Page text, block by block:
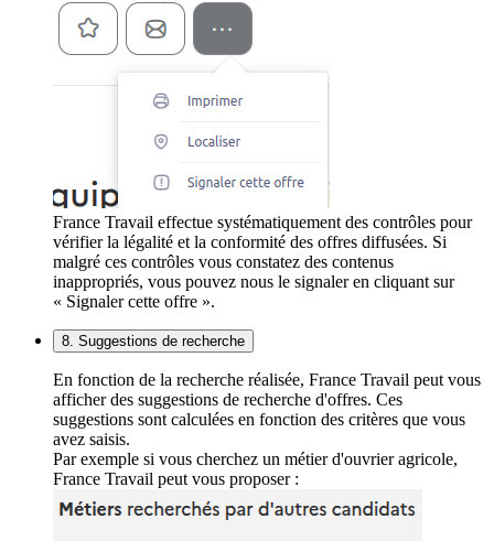
France Travail effectue systématiquement des contrôles pour
vérifier la légalité et la conformité des offres diffusées. Si
malgré ces contrôles vous constatez des contenus
inappropriés, vous pouvez nous le signaler en cliquant sur
« Signaler cette offre ».
8. Suggestions de recherche
En fonction de la recherche réalisée, France Travail peut vous
afficher des suggestions de recherche d'offres. Ces
suggestions sont calculées en fonction des critères que vous
avez saisis.
Par exemple si vous cherchez un métier d'ouvrier agricole,
France Travail peut vous proposer :